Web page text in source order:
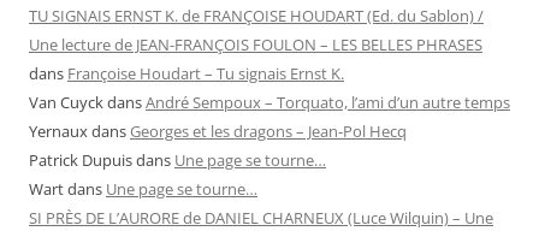
TU SIGNAIS ERNST K. de FRANÇOISE HOUDART (Ed. du Sablon) /
Une lecture de JEAN-FRANÇOIS FOULON – LES BELLES PHRASES
dans Françoise Houdart – Tu signais Ernst K.
Van CuyckdansAndré Sempoux – Torquato, l’ami d’un autre temps
YernauxdansGeorges et les dragons – Jean-Pol Hecq
Patrick Dupuisdans Une page se tourne…
Wartdans Une page se tourne…
SI PRÈS DE L’AURORE de DANIEL CHARNEUX (Luce Wilquin) – Une